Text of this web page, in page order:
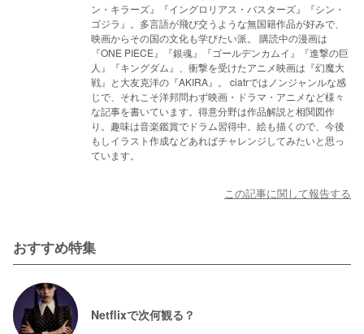
ン・キラーズ』『イングロリアス・バスターズ』『シン・
ゴジラ』。多言語が飛び交うような無国籍作品が好みで、
映画からその国の文化も学びたい派。 購読中の漫画は
『ONE PIECE』『銀魂』『ゴールデンカムイ』『進撃の巨
人』『キングダム』、衝撃を受けたアニメ映画は『幻魔大
戦』と大友克洋の『AKIRA』。 ciatrではノンジャンルな感
じで、それこそ洋邦問わず映画・ドラマ・アニメなど様々
な記事を書いています。得意分野は作品解説と相関図作
り。趣味は音楽鑑賞でドラム習得中。絵も描くので、今後
もしイラスト作成などあればチャレンジしてみたいと思っ
ています。
この記事に関して報告する
おすすめ特集
Netflixで次何観る？